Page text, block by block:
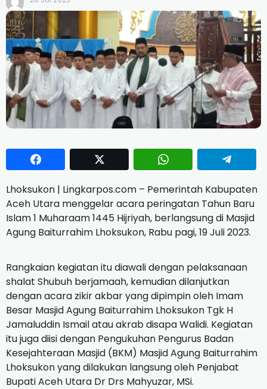
Lhoksukon | Lingkarpos.com – Pemerintah Kabupaten
Aceh Utara menggelar acara peringatan Tahun Baru
Islam 1 Muharaam 1445 Hijriyah, berlangsung di Masjid
Agung Baiturrahim Lhoksukon, Rabu pagi, 19 Juli 2023.
Rangkaian kegiatan itu diawali dengan pelaksanaan
shalat Shubuh berjamaah, kemudian dilanjutkan
dengan acara zikir akbar yang dipimpin oleh Imam
Besar Masjid Agung Baiturrahim Lhoksukon Tgk H
Jamaluddin Ismail atau akrab disapa Walidi. Kegiatan
itu juga diisi dengan Pengukuhan Pengurus Badan
Kesejahteraan Masjid (BKM) Masjid Agung Baiturrahim
Lhoksukon yang dilakukan langsung oleh Penjabat
Bupati Aceh Utara Dr Drs Mahyuzar, MSi.